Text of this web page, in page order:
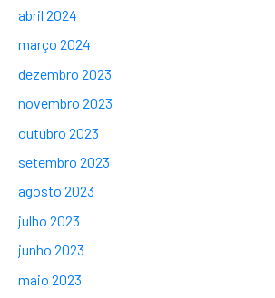
abril 2024
março 2024
dezembro 2023
novembro 2023
outubro 2023
setembro 2023
agosto 2023
julho 2023
junho 2023
maio 2023